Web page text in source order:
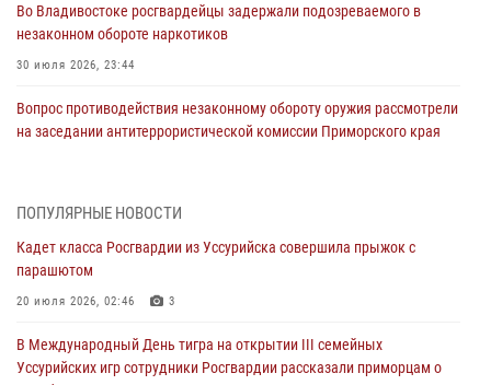
Во Владивостоке росгвардейцы задержали подозреваемого в
незаконном обороте наркотиков
30 июля 2026, 23:44
Вопрос противодействия незаконному обороту оружия рассмотрели
на заседании антитеррористической комиссии Приморского края
Во Владивостоке во дворе жилого дома сотрудники
29 июля 2026, 01:17
В День Крещения Руси в Князь-Владимирском храме – Главном
ходом
28 июля 2026, 10:29 3
ПОПУЛЯРНЫЕ НОВОСТИ
Кадет класса Росгвардии из Уссурийска совершила прыжок с
парашютом
20 июля 2026, 02:46 3
В Международный День тигра на открытии III семейных
Уссурийских игр сотрудники Росгвардии рассказали приморцам о